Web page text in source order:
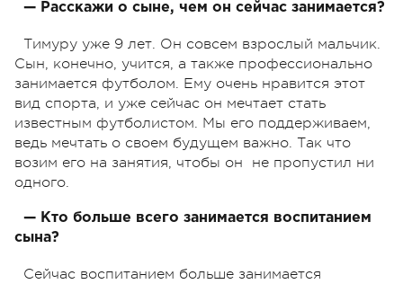
— Расскажи о сыне, чем он сейчас занимается?
Тимуру уже 9 лет. Он совсем взрослый мальчик.
Сын, конечно, учится, а также профессионально
занимается футболом. Ему очень нравится этот
вид спорта, и уже сейчас он мечтает стать
известным футболистом. Мы его поддерживаем,
ведь мечтать о своем будущем важно. Так что
возим его на занятия, чтобы он
не пропустил ни
одного.
— Кто больше всего занимается воспитанием
сына?
Сейчас воспитанием больше занимается